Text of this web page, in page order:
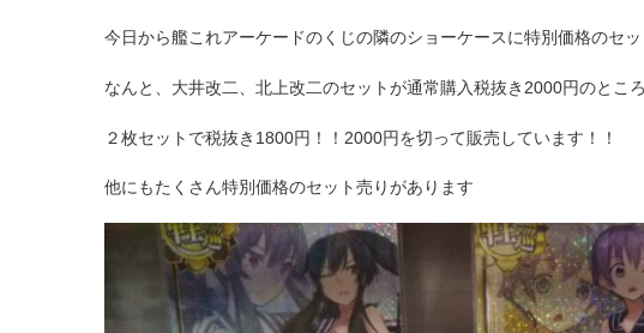
今日から艦これアーケードのくじの隣のショーケースに特別価格のセ
なんと、大井改二、北上改二のセットが通常購入税抜き2000円のところ
２枚セットで税抜き1800円！！2000円を切って販売しています！！
他にもたくさん特別価格のセット売りがあります